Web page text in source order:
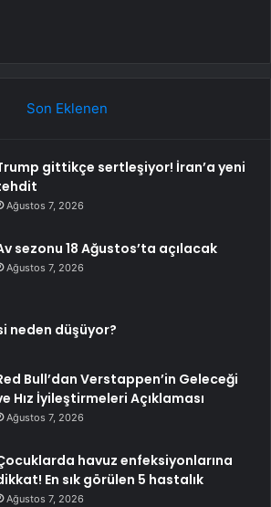
Son Eklenen
gittikçe sertleşiyor! İran’a yeni
Ağustos 7, 2026
sezonu 18 Ağustos’ta açılacak
Ağustos 7, 2026
neden düşüyor?
Bull’dan Verstappen’in Geleceği
Hız İyileştirmeleri Açıklaması
Ağustos 7, 2026
havuz enfeksiyonlarına
En sık görülen 5 hastalık
Ağustos 7, 2026